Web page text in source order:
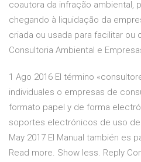
coautora da infração ambiental,
chegando à liquidação da
criada ou usada para facilitar ou
Consultoria Ambiental e
1 Ago 2016 El término
individuales o empresas de
formato papel y de forma
soportes electrónicos de uso
May 2017 El Manual también es
Read more. Show less. Reply